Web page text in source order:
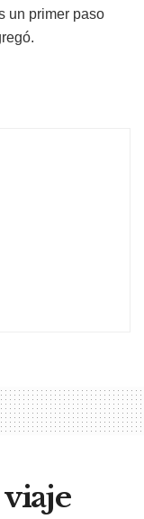
un primer paso